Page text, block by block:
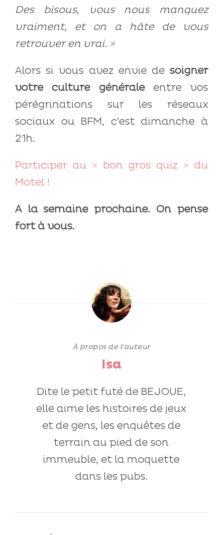
Des bisous, vous nous manquez
vraiment, et on a hâte de vous
retrouver en vrai. »
Alors si vous avez envie de soigner
votre culture généraleentre vos
pérégrinations sur les réseaux
sociaux ou BFM, c’est dimanche à
21h.
Participer au « bon gros quiz » du
Motel !
A la semaine prochaine. On pense
fort à vous.
À propos de l'auteur
Isa
Dite le petit futé de BEJOUE,
elle aime les histoires de jeux
et de gens, les enquêtes de
terrain au pied de son
immeuble, et la moquette
dans les pubs.